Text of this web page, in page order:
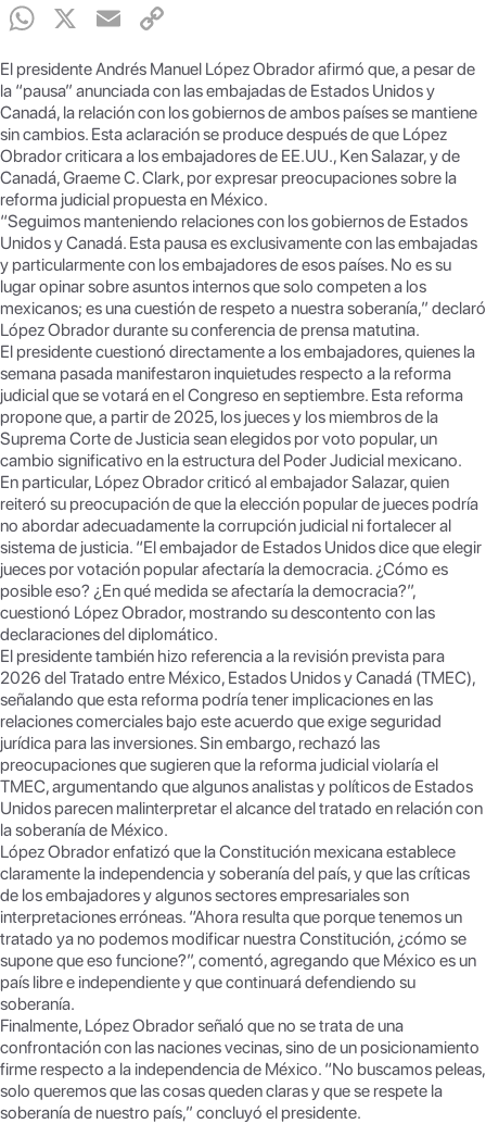
W
at
s
A
p
p
X
E
m
ail p
y
Li
n
k
El presidente Andrés Manuel López Obrador afirmó que, a pesar de
la “pausa” anunciada con las embajadas de Estados Unidos y
Canadá, la relación con los gobiernos de ambos países se mantiene
sin cambios. Esta aclaración se produce después de que López
Obrador criticara a los embajadores de EE.UU., Ken Salazar, y de
Canadá, Graeme C. Clark, por expresar preocupaciones sobre la
reforma judicial propuesta en México.
“Seguimos manteniendo relaciones con los gobiernos de Estados
Unidos y Canadá. Esta pausa es exclusivamente con las embajadas
y particularmente con los embajadores de esos países. No es su
lugar opinar sobre asuntos internos que solo competen a los
mexicanos; es una cuestión de respeto a nuestra soberanía,” declaró
López Obrador durante su conferencia de prensa matutina.
El presidente cuestionó directamente a los embajadores, quienes la
semana pasada manifestaron inquietudes respecto a la reforma
judicial que se votará en el Congreso en septiembre. Esta reforma
propone que, a partir de 2025, los jueces y los miembros de la
Suprema Corte de Justicia sean elegidos por voto popular, un
cambio significativo en la estructura del Poder Judicial mexicano.
En particular, López Obrador criticó al embajador Salazar, quien
reiteró su preocupación de que la elección popular de jueces podría
no abordar adecuadamente la corrupción judicial ni fortalecer al
sistema de justicia. “El embajador de Estados Unidos dice que elegir
jueces por votación popular afectaría la democracia. ¿Cómo es
posible eso? ¿En qué medida se afectaría la democracia?”,
cuestionó López Obrador, mostrando su descontento con las
declaraciones del diplomático.
El presidente también hizo referencia a la revisión prevista para
2026 del Tratado entre México, Estados Unidos y Canadá (TMEC),
señalando que esta reforma podría tener implicaciones en las
relaciones comerciales bajo este acuerdo que exige seguridad
jurídica para las inversiones. Sin embargo, rechazó las
preocupaciones que sugieren que la reforma judicial violaría el
TMEC, argumentando que algunos analistas y políticos de Estados
Unidos parecen malinterpretar el alcance del tratado en relación con
la soberanía de México.
López Obrador enfatizó que la Constitución mexicana establece
claramente la independencia y soberanía del país, y que las críticas
de los embajadores y algunos sectores empresariales son
interpretaciones erróneas. “Ahora resulta que porque tenemos un
tratado ya no podemos modificar nuestra Constitución, ¿cómo se
supone que eso funcione?”, comentó, agregando que México es un
país libre e independiente y que continuará defendiendo su
soberanía.
Finalmente, López Obrador señaló que no se trata de una
confrontación con las naciones vecinas, sino de un posicionamiento
firme respecto a la independencia de México. “No buscamos peleas,
solo queremos que las cosas queden claras y que se respete la
soberanía de nuestro país,” concluyó el presidente.